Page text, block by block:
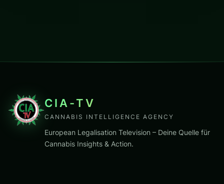
CIA-TV
CANNABIS INTELLIGENCE AGENCY
European Legalisation Television – Deine Quelle für
Cannabis Insights & Action.